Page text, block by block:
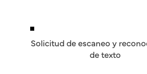
Solicitud de escaneo y
de texto